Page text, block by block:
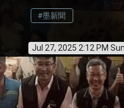
#墨新聞
Jul 27, 2025 2:12 PM